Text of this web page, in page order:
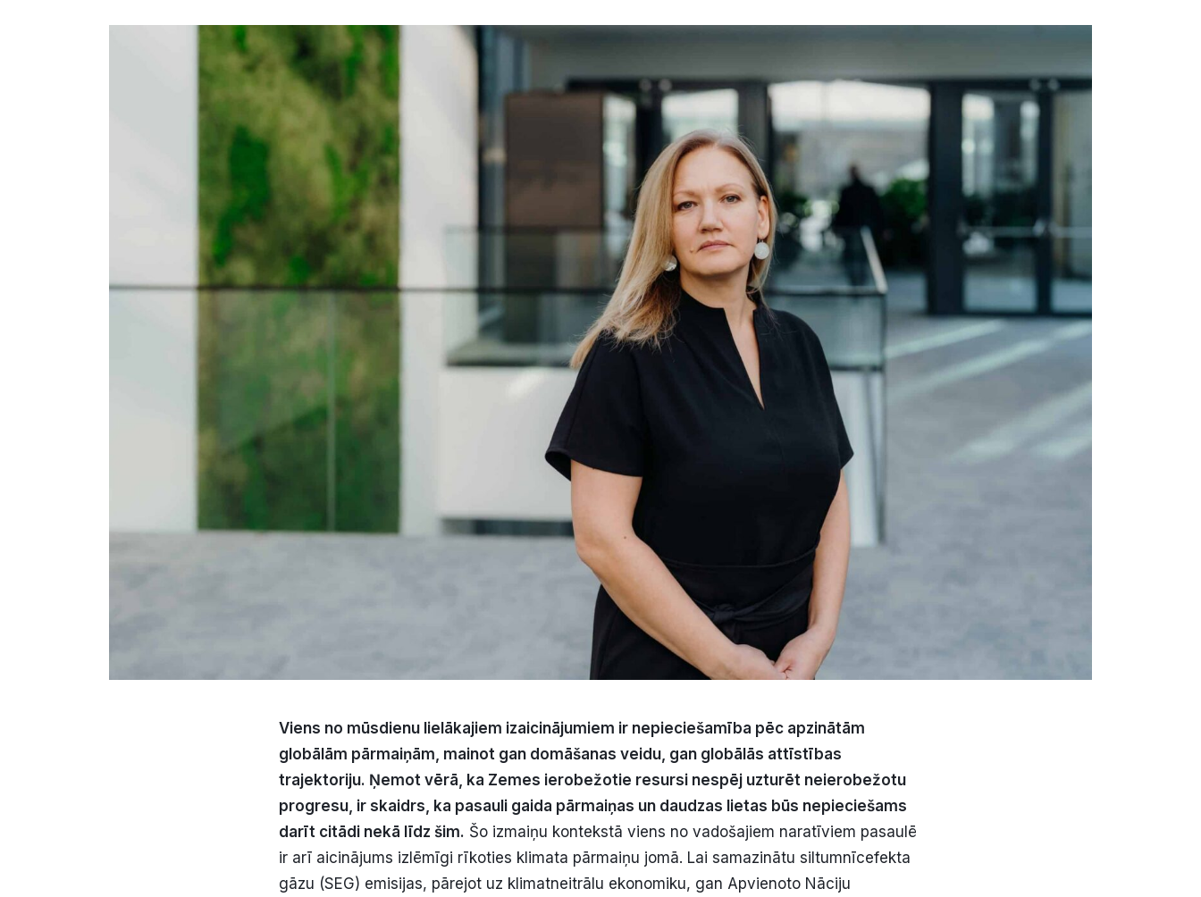
Viens no mūsdienu lielākajiem izaicinājumiem ir nepieciešamība pēc apzinātām
globālām pārmaiņām, mainot gan domāšanas veidu, gan globālās attīstības
trajektoriju. Ņemot vērā, ka Zemes ierobežotie resursi nespēj uzturēt neierobežotu
progresu, ir skaidrs, ka pasauli gaida pārmaiņas un daudzas lietas būs nepieciešams
darīt citādi nekā līdz šim. Šo izmaiņu kontekstā viens no vadošajiem naratīviem pasaulē
ir arī aicinājums izlēmīgi rīkoties klimata pārmaiņu jomā. Lai samazinātu siltumnīcefekta
gāzu (SEG) emisijas, pārejot uz klimatneitrālu ekonomiku, gan Apvienoto Nāciju